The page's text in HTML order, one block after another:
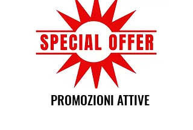
PROMOZIONI ATTIVE